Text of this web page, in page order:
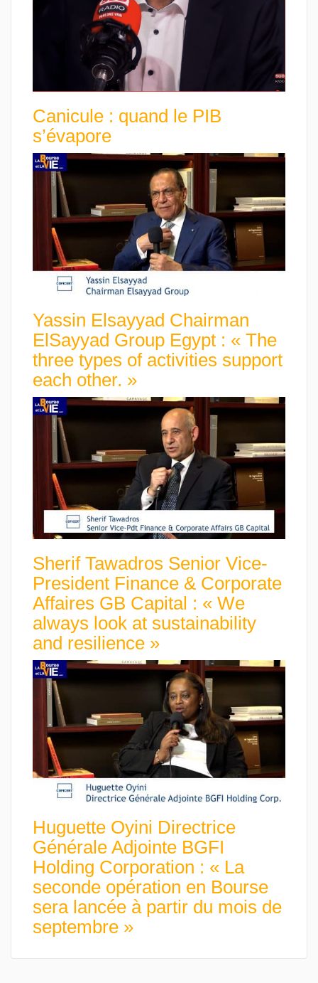
Canicule : quand le PIB
s’évapore
Yassin Elsayyad Chairman
ElSayyad Group Egypt : « The
three types of activities support
each other. »
Sherif Tawadros Senior Vice-
President Finance & Corporate
Affaires GB Capital : « We
always look at sustainability
and resilience »
Huguette Oyini Directrice
Générale Adjointe BGFI
Holding Corporation : « La
seconde opération en Bourse
sera lancée à partir du mois de
septembre »